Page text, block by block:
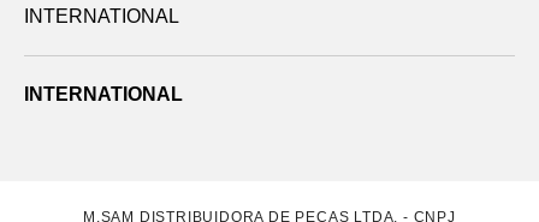
INTERNATIONAL
INTERNATIONAL
M.SAM DISTRIBUIDORA DE PEÇAS LTDA. - CNPJ